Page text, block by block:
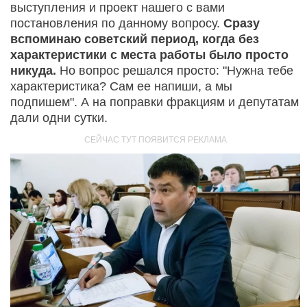
выступления и проект нашего с вами
постановления по данному вопросу. Сразу
вспоминаю советский период, когда без
характеристики с места работы было просто
никуда. Но вопрос решался просто: "Нужна тебе
характеристика? Сам ее напиши, а мы
подпишем". А на поправки фракциям и депутатам
дали одни сутки.